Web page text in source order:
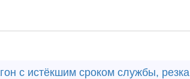
с истёкшим сроком службы, резка